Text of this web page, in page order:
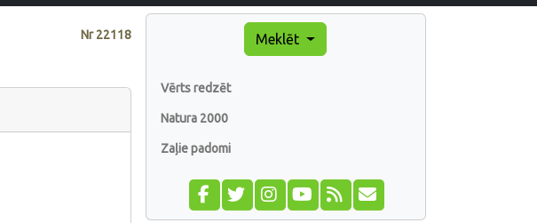
Nr22118 Meklēt
Vērts redzēt
Natura 2000
Zaļie padomi